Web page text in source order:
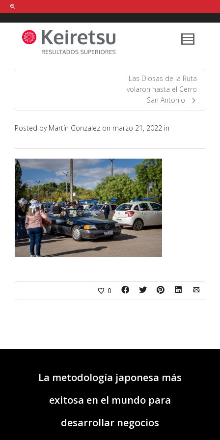
Help me Dante! I'm looking for new
shirts in a size medium
that cost
between £ . Show me all the
items, from the brandour legacy.
Las Diosas de la Ruta
volaron hasta el Cerro
San Antonio
Posted by Martín Gonzalez on marzo 21, 2022 in
0
La metodología japonesa más
exitosa en el mundo para
desarrollar negocios